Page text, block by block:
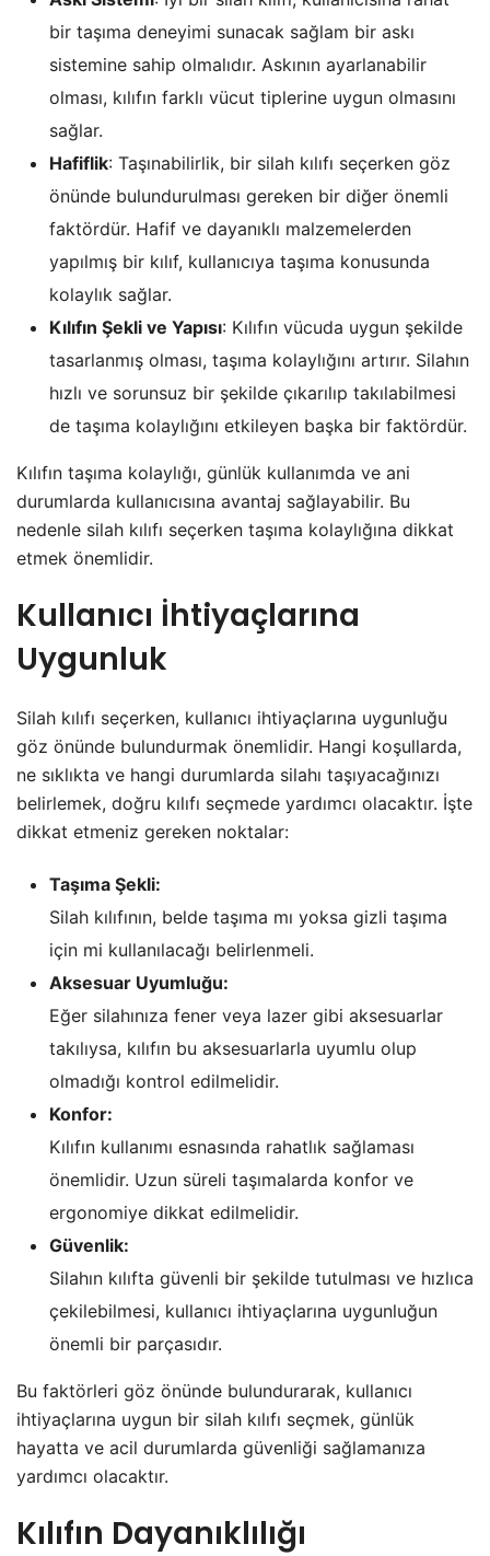
bir taşıma deneyimi sunacak sağlam bir askı
sistemine sahip olmalıdır. Askının ayarlanabilir
olması, kılıfın farklı vücut tiplerine uygun olmasını
sağlar.
Hafiflik: Taşınabilirlik, bir silah kılıfı seçerken göz
önünde bulundurulması gereken bir diğer önemli
faktördür. Hafif ve dayanıklı malzemelerden
yapılmış bir kılıf, kullanıcıya taşıma konusunda
kolaylık sağlar.
Kılıfın Şekli ve Yapısı: Kılıfın vücuda uygun şekilde
tasarlanmış olması, taşıma kolaylığını artırır. Silahın
hızlı ve sorunsuz bir şekilde çıkarılıp takılabilmesi
de taşıma kolaylığını etkileyen başka bir faktördür.
Kılıfın taşıma kolaylığı, günlük kullanımda ve ani
durumlarda kullanıcısına avantaj sağlayabilir. Bu
nedenle silah kılıfı seçerken taşıma kolaylığına dikkat
etmek önemlidir.
Kullanıcı İhtiyaçlarına
Uygunluk
Silah kılıfı seçerken, kullanıcı ihtiyaçlarına uygunluğu
göz önünde bulundurmak önemlidir. Hangi koşullarda,
ne sıklıkta ve hangi durumlarda silahı taşıyacağınızı
belirlemek, doğru kılıfı seçmede yardımcı olacaktır. İşte
dikkat etmeniz gereken noktalar:
Taşıma Şekli:
Silah kılıfının, belde taşıma mı yoksa gizli taşıma
için mi kullanılacağı belirlenmeli.
Aksesuar Uyumluğu:
Eğer silahınıza fener veya lazer gibi aksesuarlar
takılıysa, kılıfın bu aksesuarlarla uyumlu olup
olmadığı kontrol edilmelidir.
Konfor:
Kılıfın kullanımı esnasında rahatlık sağlaması
önemlidir. Uzun süreli taşımalarda konfor ve
ergonomiye dikkat edilmelidir.
Güvenlik:
Silahın kılıfta güvenli bir şekilde tutulması ve hızlıca
çekilebilmesi, kullanıcı ihtiyaçlarına uygunluğun
önemli bir parçasıdır.
Bu faktörleri göz önünde bulundurarak, kullanıcı
ihtiyaçlarına uygun bir silah kılıfı seçmek, günlük
hayatta ve acil durumlarda güvenliği sağlamanıza
yardımcı olacaktır.
Kılıfın Dayanıklılığı